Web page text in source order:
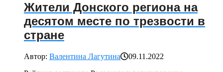
Жители Донского региона на
десятом месте по трезвости в
стране
Автор: Валентина Лагутина
09.11.2022